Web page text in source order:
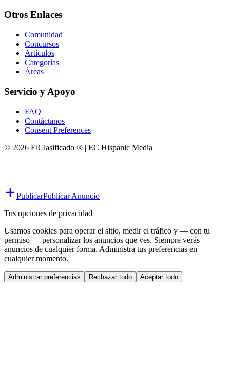
Otros Enlaces
Comunidad
Concursos
Artículos
Categorías
Áreas
Servicio y Apoyo
FAQ
Contáctanos
Consent Preferences
© 2026 ElClasificado ® | EC Hispanic Media
PublicarPublicar Anuncio
Tus opciones de privacidad
Usamos cookies para operar el sitio, medir el tráfico y — con tu
permiso — personalizar los anuncios que ves. Siempre verás
anuncios de cualquier forma. Administra tus preferencias en
cualquier momento.
Administrar preferencias Rechazar todo Aceptar todo